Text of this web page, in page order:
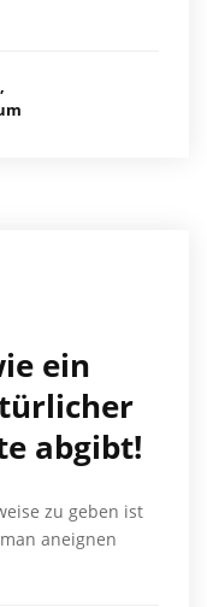
ein
abgibt!
zu geben ist
aneignen